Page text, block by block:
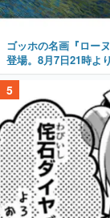
ゴッホの名画『ロー
登場。8月7日21時よ
5